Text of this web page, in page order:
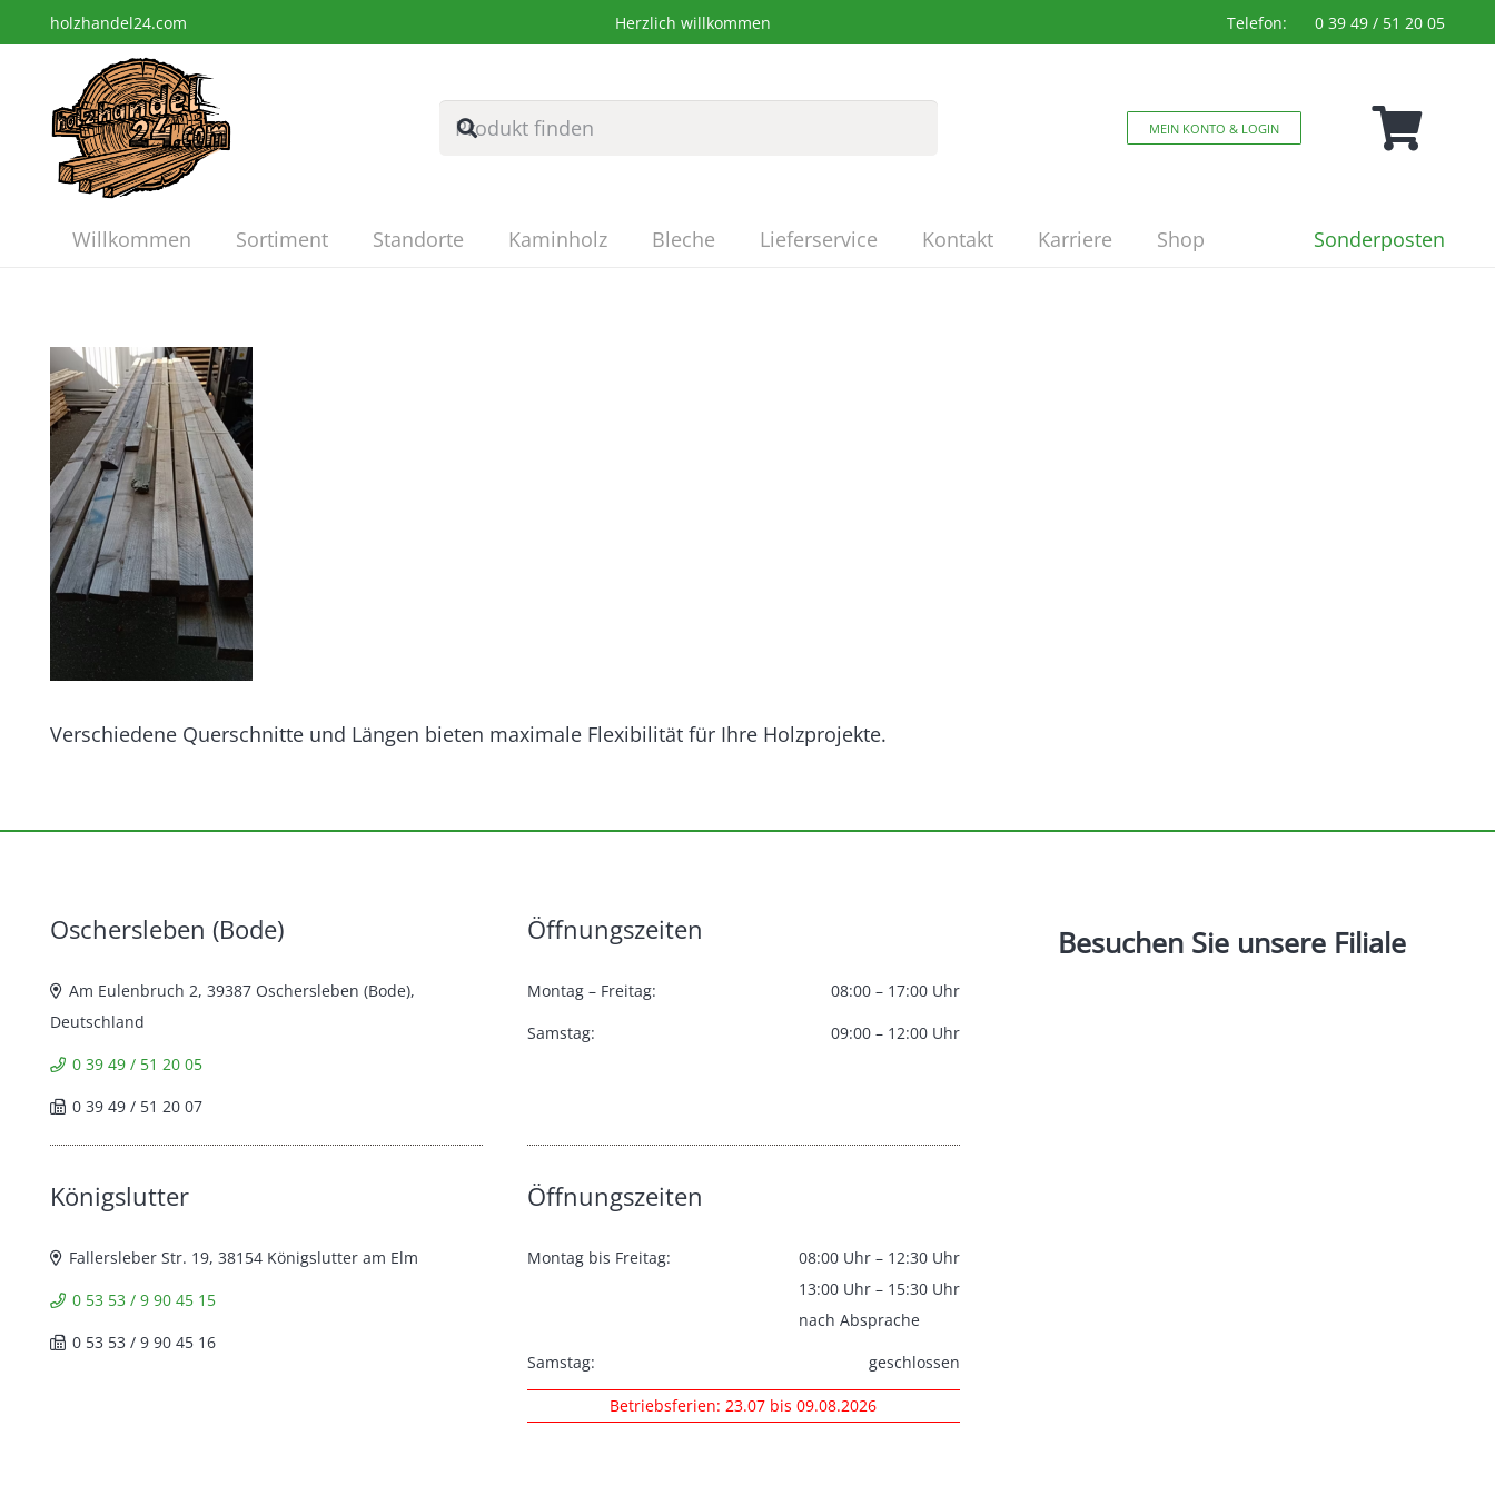
holzhandel24.com Herzlich willkommen Telefon: 0 39 49 / 51 20 05
MEIN KONTO & LOGIN
Willkommen Sortiment Standorte Kaminholz Bleche Lieferservice Kontakt Karriere Shop Sonderposten
Verschiedene Querschnitte und Längen bieten maximale Flexibilität für Ihre Holzprojekte.
Oschersleben (Bode)
Am Eulenbruch 2, 39387 Oschersleben (Bode),
Deutschland
0 39 49 / 51 20 05
0 39 49 / 51 20 07
Öffnungszeiten
Montag – Freitag:
08:00 – 17:00 Uhr
Samstag:
09:00 – 12:00 Uhr
Königslutter
Fallersleber Str. 19, 38154 Königslutter am Elm
0 53 53 / 9 90 45 15
0 53 53 / 9 90 45 16
Öffnungszeiten
Montag bis Freitag:
08:00 Uhr – 12:30 Uhr
13:00 Uhr – 15:30 Uhr
nach Absprache
Samstag:
geschlossen
Betriebsferien: 23.07 bis 09.08.2026
Besuchen Sie unsere Filiale